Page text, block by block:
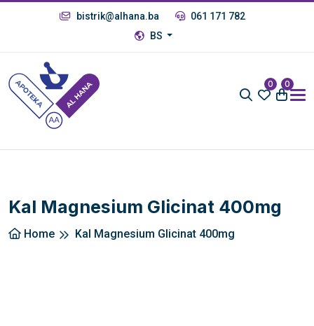
bistrik@alhana.ba
061 171 782
BS
0 0
Kal Magnesium Glicinat 400mg
Home Kal Magnesium Glicinat 400mg